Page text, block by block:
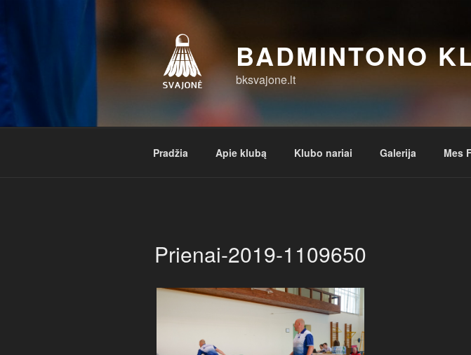
BADMINTONO
bksvajone.lt
Pradžia Apie klubą Klubo nariai Galerija Mes
Prienai-2019-1109650